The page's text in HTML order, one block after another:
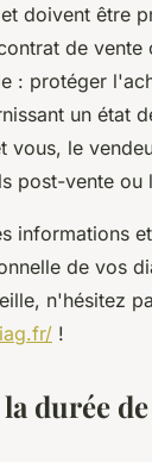
doivent être
de vente
: protéger
un état
vous, le
post-vente ou
informations
de vos
n'hésitez
!
durée